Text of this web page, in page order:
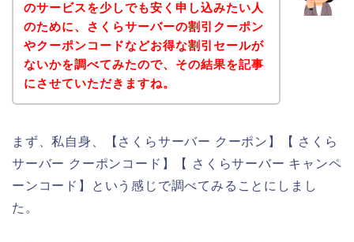
のサービスを少しでも安く申し込みたい人
のために、さくらサーバーの割引クーポン
やクーポンコードなどお得な割引セールが
ないかを調べてみたので、その結果を記事
にさせていただきますね。
まず、私自身、【さくらサーバー クーポン】【 さくら
サーバー クーポンコード】【 さくらサーバー キャンペ
ーンコード】という感じで調べてみることにしまし
た。